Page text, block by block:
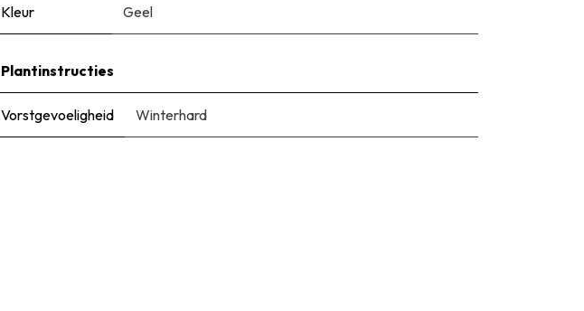
Kleur Geel
Plantinstructies
Vorstgevoeligheid Winterhard